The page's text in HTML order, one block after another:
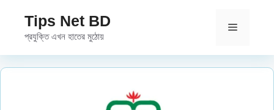
content
Tips Net BD
প্রযুক্তি এখন হাতের মুঠোয়
Menu